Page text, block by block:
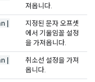
져옵니다.
|
지정된 문자 오프셋
에서 기울임꼴 설정
을 가져옵니다.
|
취소선 설정을 가져
옵니다.